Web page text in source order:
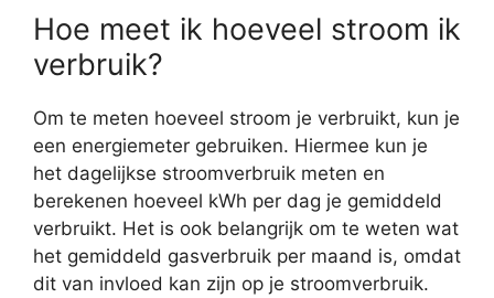
Hoe meet ik hoeveel stroom ik
verbruik?
Om te meten hoeveel stroom je verbruikt, kun je
een energiemeter gebruiken. Hiermee kun je
het dagelijkse stroomverbruik meten en
berekenen hoeveel kWh per dag je gemiddeld
verbruikt. Het is ook belangrijk om te weten wat
het gemiddeld gasverbruik per maand is, omdat
dit van invloed kan zijn op je stroomverbruik.